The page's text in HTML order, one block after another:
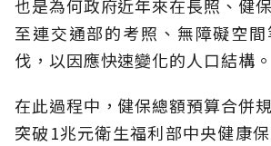
也是為何政府近年來在長照、健
至連交通部的考照、無障礙空
伐，以因應快速變化的人口結構。
在此過程中，健保總額預算合併
突破1兆元衛生福利部中央健康